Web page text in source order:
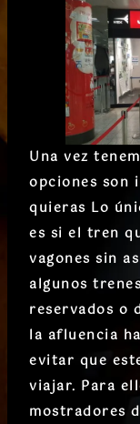
Una vez
opciones son
quieras Lo
es si el tren
vagones sin
algunos
reservados o
la afluencia
evitar que
viajar. Para
mostradores